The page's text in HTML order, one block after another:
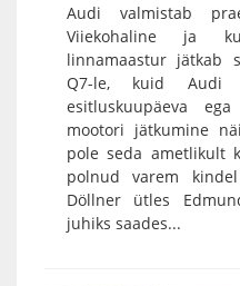
Audi valmistab
Viiekohaline ja
linnamaastur jätkab
Q7-le, kuid Audi
esitluskuupäeva
mootori jätkumine
pole seda ametlikult
polnud varem
Döllner ütles
juhiks saades...